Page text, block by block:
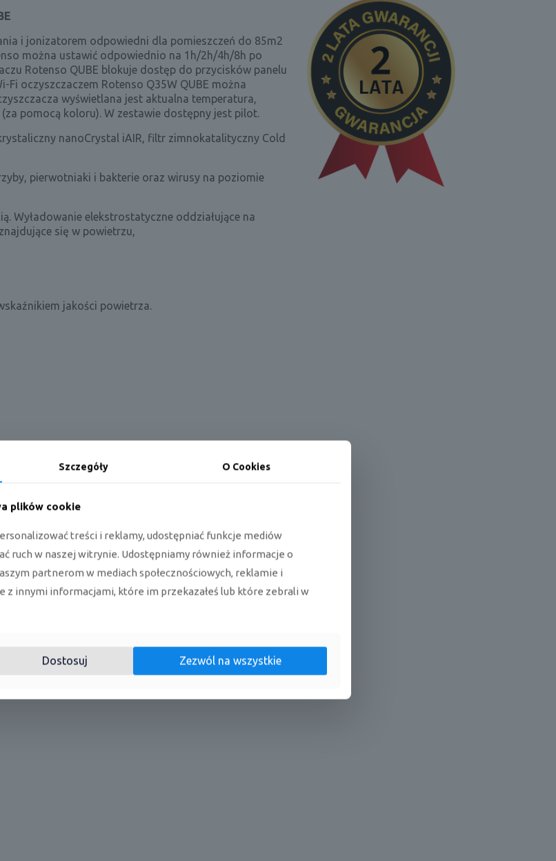
i jonizatorem odpowiedni dla pomieszczeń do 85m2
można ustawić odpowiednio na 1h/2h/4h/8h po
Rotenso QUBE blokuje dostęp do przycisków panelu
oczyszczaczem Rotenso Q35W QUBE można
wyświetlana jest aktualna temperatura,
pomocą koloru). W zestawie dostępny jest pilot.
nanoCrystal iAIR, filtr zimnokatalityczny Cold
pierwotniaki i bakterie oraz wirusy na poziomie
Wyładowanie elekstrostatyczne oddziałujące na
się w powietrzu,
QUBE:
Szczegóły O Cookies
plików cookie
treści i reklamy, udostępniać funkcje mediów
ruch w naszej witrynie. Udostępniamy również informacje o
partnerom w mediach społecznościowych, reklamie i
z innymi informacjami, które im przekazałeś lub które zebrali w
Dostosuj Zezwól na wszystkie